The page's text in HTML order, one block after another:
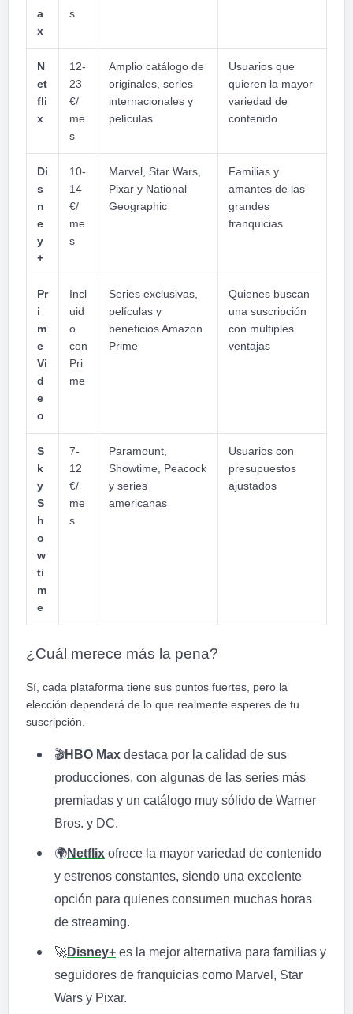
a
x
s
N
et
fli
x
12-
23
€/
me
s
Amplio catálogo de
originales, series
internacionales y
películas
Usuarios que
quieren la mayor
variedad de
contenido
Di
s
n
e
y
+
10-
14
€/
me
s
Marvel, Star Wars,
Pixar y National
Geographic
Familias y
amantes de las
grandes
franquicias
Pr
i
m
e
Vi
d
e
o
Incl
uid
o
con
Pri
me
Series exclusivas,
películas y
beneficios Amazon
Prime
Quienes buscan
una suscripción
con múltiples
ventajas
S
k
y
S
h
o
w
ti
m
e
7-
12
€/
me
s
Paramount,
Showtime, Peacock
y series
americanas
Usuarios con
presupuestos
ajustados
¿Cuál merece más la pena?
Sí, cada plataforma tiene sus puntos fuertes, pero la
elección dependerá de lo que realmente esperes de tu
suscripción.
🎬HBO Max destaca por la calidad de sus
producciones, con algunas de las series más
premiadas y un catálogo muy sólido de Warner
Bros. y DC.
🌍Netflix ofrece la mayor variedad de contenido
y estrenos constantes, siendo una excelente
opción para quienes consumen muchas horas
de streaming.
🚀Disney+ es la mejor alternativa para familias y
seguidores de franquicias como Marvel, Star
Wars y Pixar.